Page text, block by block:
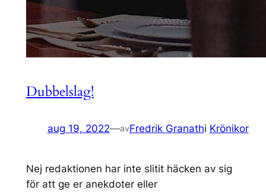
Dubbelslag!
aug 19, 2022—avFredrik Granathi Krönikor
Nej redaktionen har inte slitit häcken av sig
för att ge er anekdoter eller